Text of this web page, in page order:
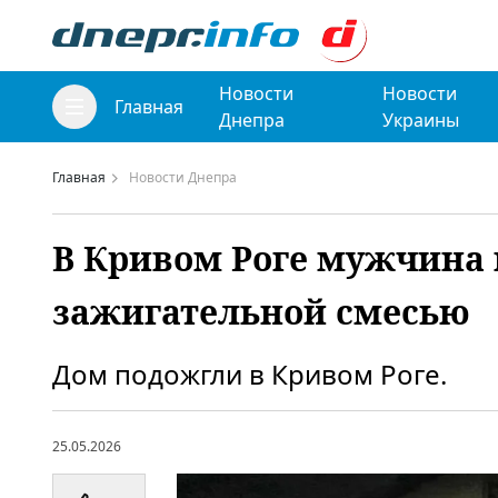
Главная
Новости
Днепра
Новости
Украины
Главная Новости Днепра
В Кривом Роге мужчина
зажигательной смесью
Дом подожгли в Кривом Роге.
25.05.2026